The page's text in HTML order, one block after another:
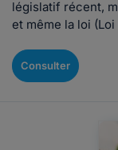
législatif récent,
et même la loi
Consulter